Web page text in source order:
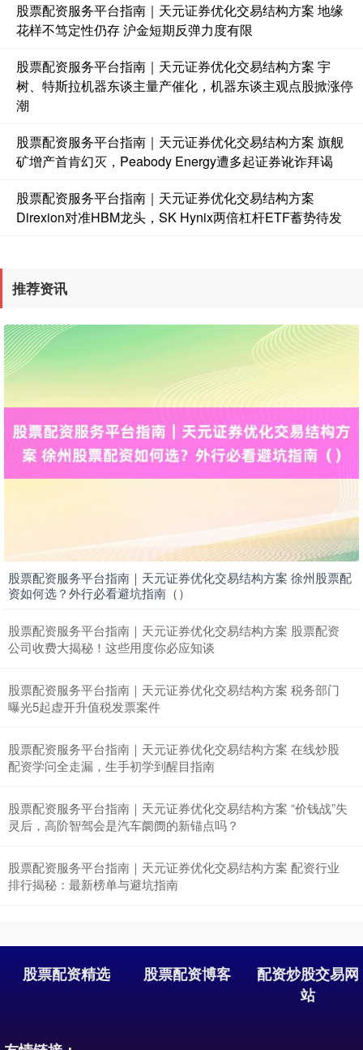
7242.10 +12.30 +0.17%
期指IC0 7877.80 +164.40 +2.13%
上证综指 3940.04 +39.68 +1.02%
深证成指 14311.01 +200.89
股票配资服务平台指南｜天元证券优化交易结构方案 地缘
花样不笃定性仍存 沪金短期反弹力度有限
股票配资服务平台指南｜天元证券优化交易结构方案 宇
树、特斯拉机器东谈主量产催化，机器东谈主观点股掀涨停
潮
股票配资服务平台指南｜天元证券优化交易结构方案 旗舰
矿增产首肯幻灭，Peabody Energy遭多起证券讹诈拜谒
股票配资服务平台指南｜天元证券优化交易结构方案
Direxion对准HBM龙头，SK Hynix两倍杠杆ETF蓄势待发
推荐资讯
股票配资服务平台指南｜天元证券优化交易结构方案 徐州股票配
资如何选？外行必看避坑指南（）
股票配资服务平台指南｜天元证券优化交易结构方案 股票配资
公司收费大揭秘！这些用度你必应知谈
股票配资服务平台指南｜天元证券优化交易结构方案 税务部门
曝光5起虚开升值税发票案件
股票配资服务平台指南｜天元证券优化交易结构方案 在线炒股
配资学问全走漏，生手初学到醒目指南
股票配资服务平台指南｜天元证券优化交易结构方案 “价钱战”失
灵后，高阶智驾会是汽车阛阓的新锚点吗？
股票配资服务平台指南｜天元证券优化交易结构方案 配资行业
排行揭秘：最新榜单与避坑指南
股票配资精选 股票配资博客
配资炒股交易网
站